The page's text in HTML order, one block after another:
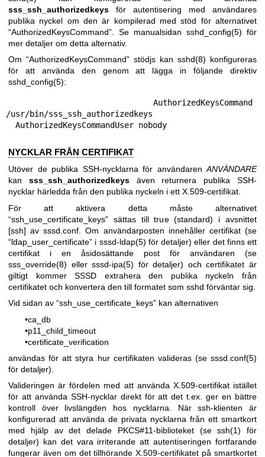
sss_ssh_authorizedkeys för autentisering med användares
publika nyckel om den är kompilerad med stöd för alternativet
“AuthorizedKeysCommand”. Se manualsidan sshd_config(5) för
mer detaljer om detta alternativ.
Om “AuthorizedKeysCommand” stödjs kan sshd(8) konfigureras
för att använda den genom att lägga in följande direktiv
sshd_config(5):
/usr/bin/sss_ssh_authorizedkeys
  AuthorizedKeysCommandUser nobody
NYCKLAR FRÅN CERTIFIKAT
Utöver de publika SSH-nycklarna för användarenANVÄNDARE
kan sss_ssh_authorizedkeysäven returnera publika SSH-
nycklar härledda från den publika nyckeln i ett X.509-certifikat.
För att aktivera detta måste alternativet
“ssh_use_certificate_keys” sättas till true (standard) i avsnittet
[ssh] av sssd.conf. Om användarposten innehåller certifikat (se
“ldap_user_certificate” i sssd-ldap(5) för detaljer) eller det finns ett
certifikat i en åsidosättande post för användaren (se
sss_override(8) ellersssd-ipa(5) för detaljer) och certifikatet är
giltigt kommer SSSD extrahera den publika nyckeln från
certifikatet och konvertera den till formatet som sshd förväntar sig.
Vid sidan av “ssh_use_certificate_keys” kan alternativen
•ca_db
•p11_child_timeout
•certificate_verification
användas för att styra hur certifikaten valideras (se sssd.conf(5)
för detaljer).
Valideringen är fördelen med att använda X.509-certifikat istället
för att använda SSH-nycklar direkt för att det t.ex. ger en bättre
kontroll över livslängden hos nycklarna. När ssh-klienten är
konfigurerad att använda de privata nycklarna från ett smartkort
med hjälp av det delade PKCS#11-biblioteket (sessh(1) för
detaljer) kan det vara irriterande att autentiseringen fortfarande
fungerar även om det tillhörande X.509-certifikatet på smartkortet